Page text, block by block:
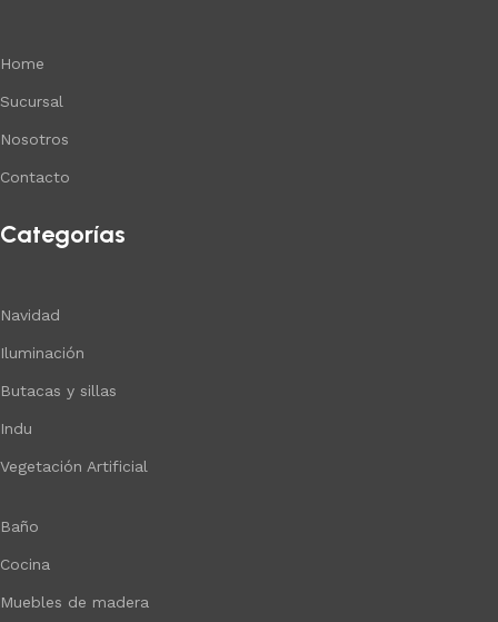
Home
Sucursal
Nosotros
Contacto
Categorías
Navidad
Iluminación
Butacas y sillas
Indu
Vegetación Artificial
Baño
Cocina
Muebles de madera